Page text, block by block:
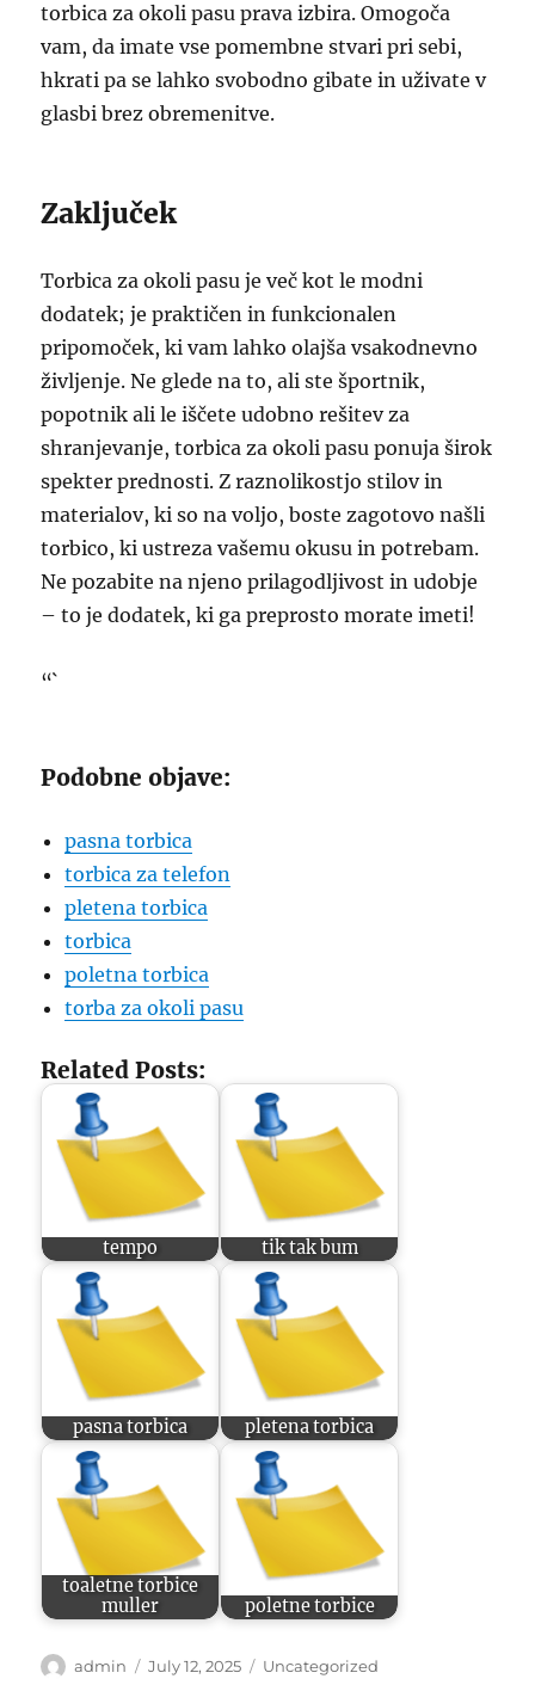
torbica za okoli pasu prava izbira. Omogoča
vam, da imate vse pomembne stvari pri sebi,
hkrati pa se lahko svobodno gibate in uživate v
glasbi brez obremenitve.
Zaključek
Torbica za okoli pasu je več kot le modni
dodatek; je praktičen in funkcionalen
pripomoček, ki vam lahko olajša vsakodnevno
življenje. Ne glede na to, ali ste športnik,
popotnik ali le iščete udobno rešitev za
shranjevanje, torbica za okoli pasu ponuja širok
spekter prednosti. Z raznolikostjo stilov in
materialov, ki so na voljo, boste zagotovo našli
torbico, ki ustreza vašemu okusu in potrebam.
Ne pozabite na njeno prilagodljivost in udobje
– to je dodatek, ki ga preprosto morate imeti!
“`
Podobne objave:
pasna torbica
torbica za telefon
pletena torbica
torbica
poletna torbica
torba za okoli pasu
Related Posts:
tempo tik tak bum
pasna torbica pletena torbica
toaletne torbice
muller
poletne torbice
Author
admin
Posted
July 12, 2025 Categories
Uncategorized